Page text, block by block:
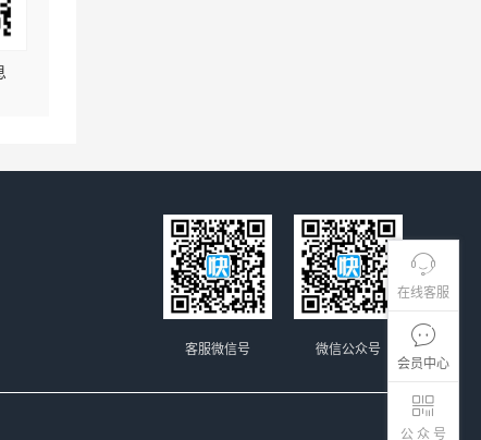
在线客服
会员中心
公 众 号
微信公众号
客服微信号